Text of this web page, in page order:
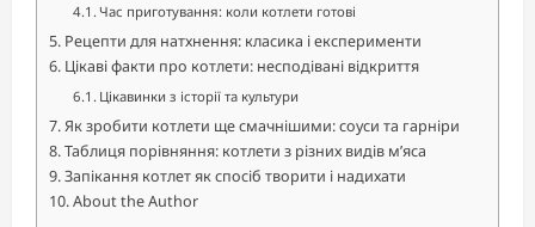
Час приготування: коли котлети готові
Рецепти для натхнення: класика і експерименти
Цікаві факти про котлети: несподівані відкриття
Цікавинки з історії та культури
Як зробити котлети ще смачнішими: соуси та гарніри
Таблиця порівняння: котлети з різних видів м’яса
Запікання котлет як спосіб творити і надихати
About the Author